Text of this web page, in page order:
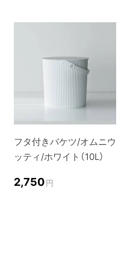
フタ付きバケツ/オムニウ
ッティ/ホワイト（10L）
2,750円